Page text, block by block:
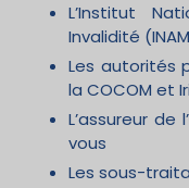
L’Institut
Invalidité
Les autorités
la COCOM et
L’assureur
vous
Les sous-